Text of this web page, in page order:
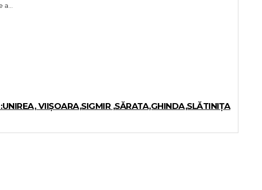
VIIȘOARA,SIGMIR ,SĂRATA,GHINDA,SLĂTINIȚA